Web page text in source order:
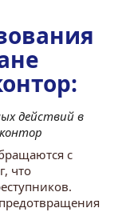
действий в
с
что